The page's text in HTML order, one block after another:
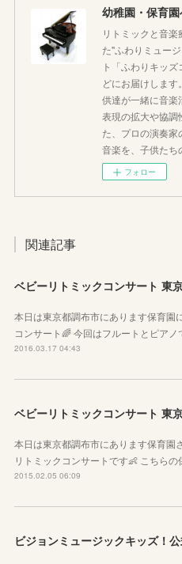
リトミックと音
た"ふわりミュー
ト「ふわりキッ
どにお届けしま
供達が一緒に音楽
表現の拡大や協調
た、プロの演奏
音楽を、子供たち
フォロー
関連記事
ベビーリトミックコンサート 東
本日は東京都調布市にあります保育園
コンサート🌈 今回はフルートとピアノ
2016.03.17 04:43
ベビーリトミックコンサート 東
本日は東京都調布市にあります保育園
リトミックコンサートです👶 こちらの
2015.02.05 06:09
ビジョンミュージックキッズ！